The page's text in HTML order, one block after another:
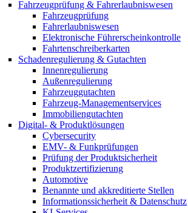
Fahrzeugprüfung & Fahrerlaubniswesen
Fahrzeugprüfung
Fahrerlaubniswesen
Elektronische Führerscheinkontrolle
Fahrtenschreiberkarten
Schadenregulierung & Gutachten
Innenregulierung
Außenregulierung
Fahrzeuggutachten
Fahrzeug-Managementservices
Immobiliengutachten
Digital- & Produktlösungen
Cybersecurity
EMV- & Funkprüfungen
Prüfung der Produktsicherheit
Produktzertifizierung
Automotive
Benannte und akkreditierte Stellen
Informationssicherheit & Datenschutz